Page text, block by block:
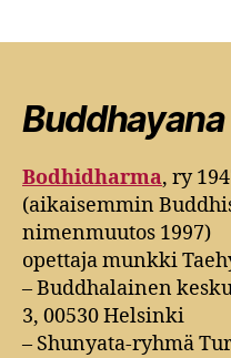
Buddhayana
Bodhidharma, ry
(aikaisemmin
nimenmuutos 1997)
opettaja munkki
– Buddhalainen
3, 00530 Helsinki
– Shunyata-ryhmä